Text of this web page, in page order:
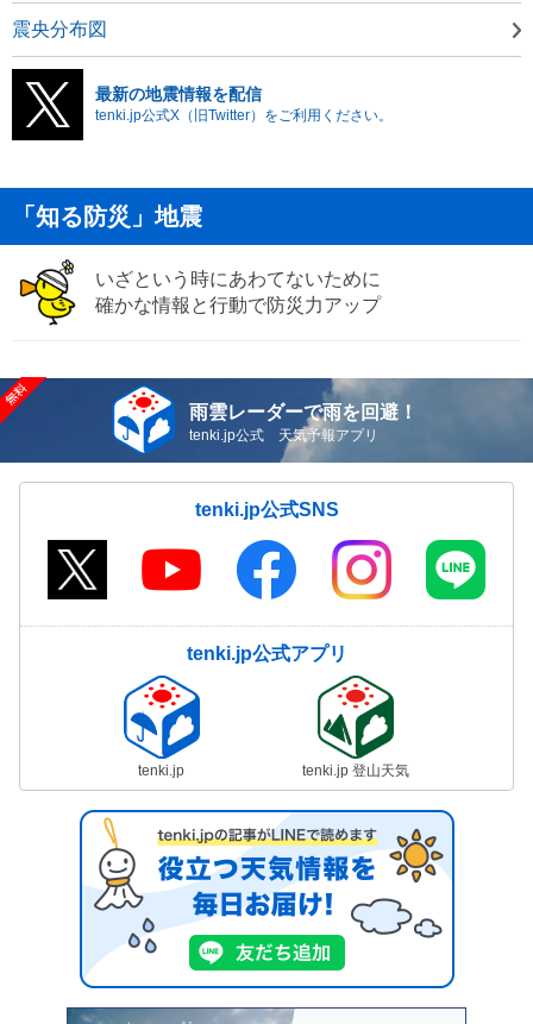
震央分布図
最新の地震情報を配信
tenki.jp公式X（旧Twitter）をご利用ください。
「知る防災」地震
いざという時にあわてないために
確かな情報と行動で防災力アップ
雨雲レーダーで雨を回避！
tenki.jp公式 天気予報アプリ
tenki.jp公式SNS
tenki.jp公式アプリ
tenki.jp tenki.jp 登山天気